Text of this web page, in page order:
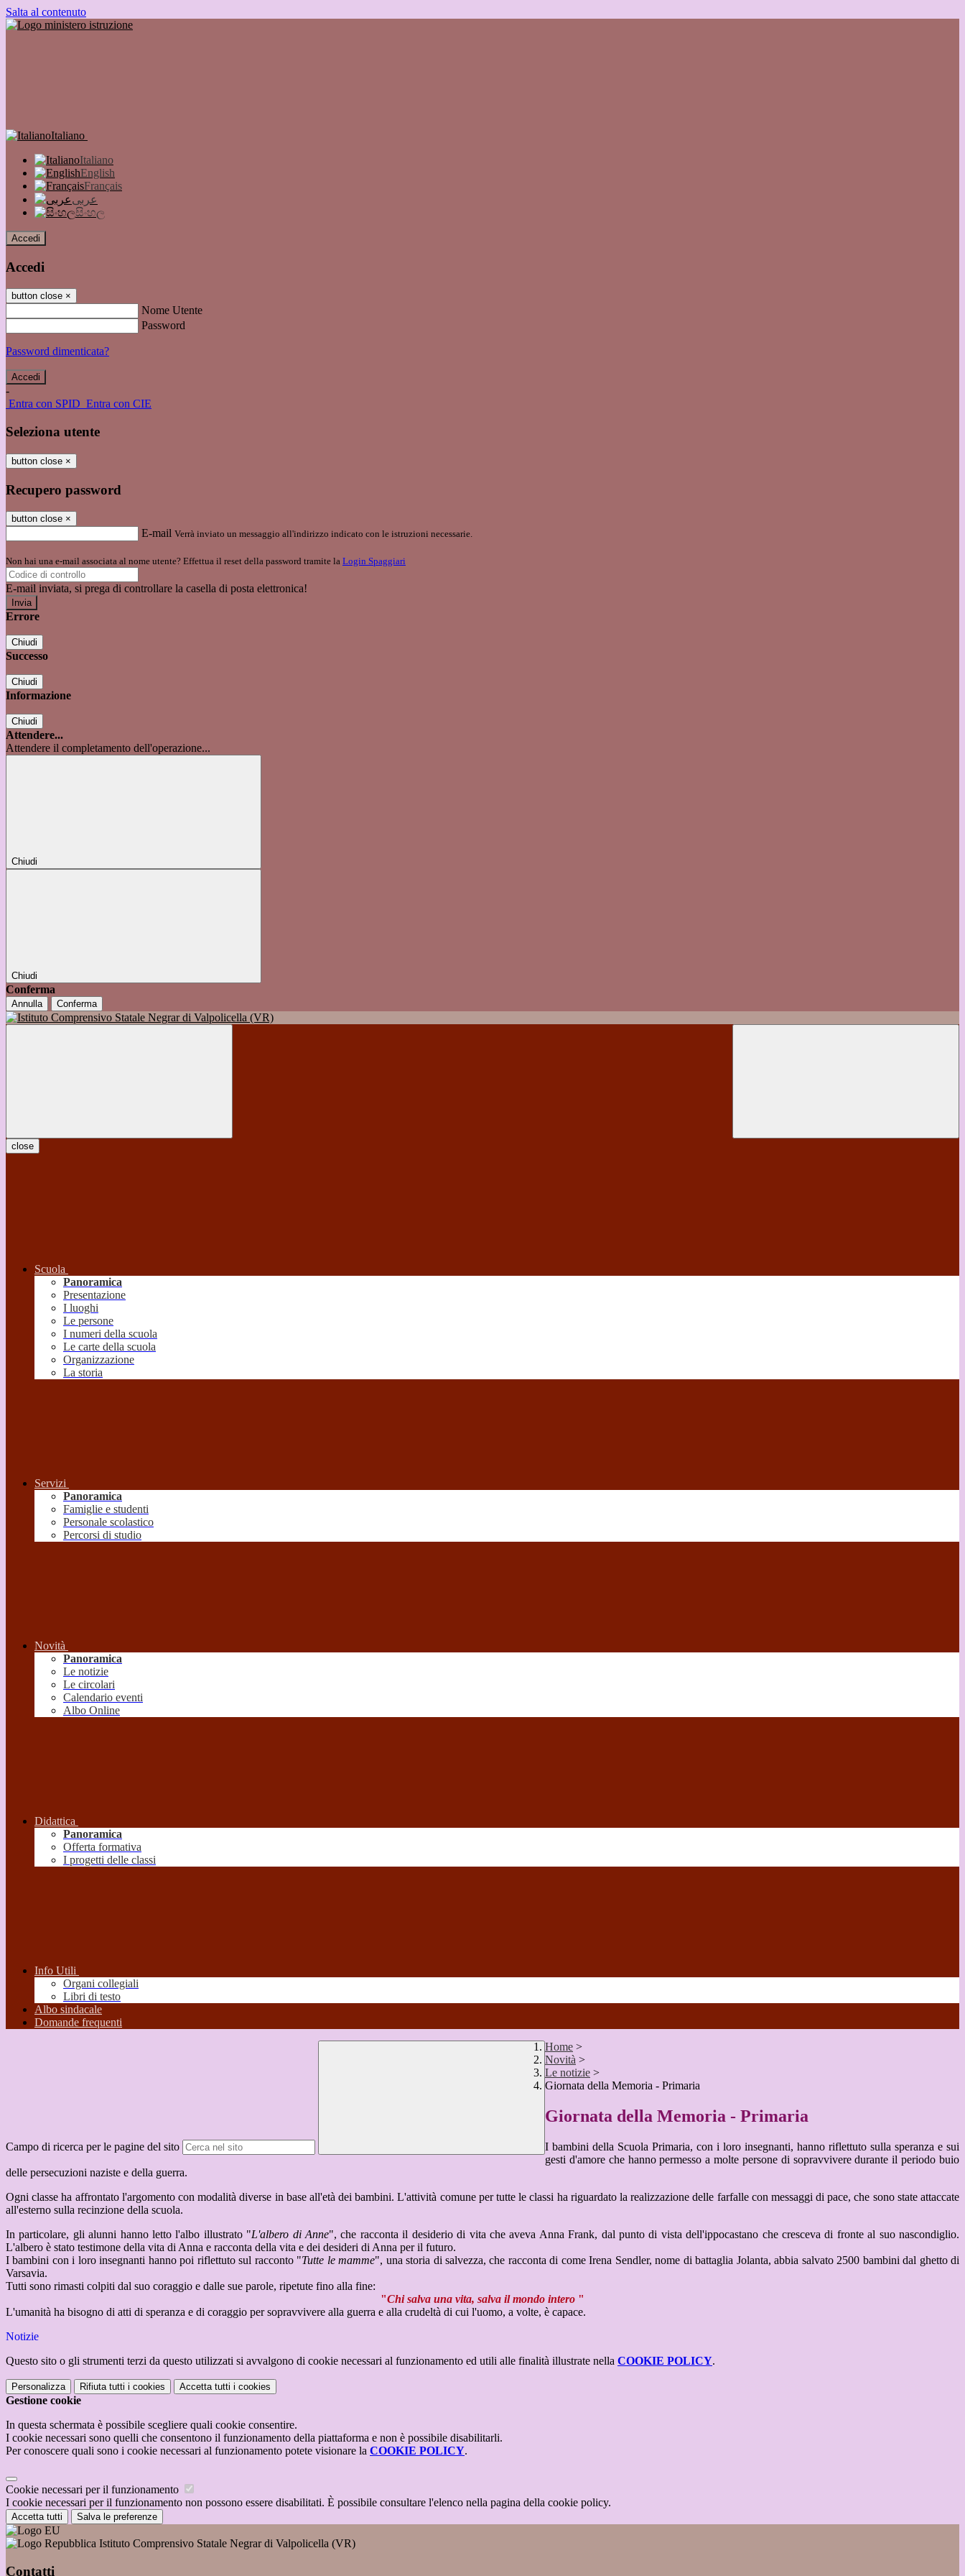
Salta al contenuto
Italiano
Italiano
English
Français
عربى
සිංහල
Accedi
Accedi
button close ×
Nome Utente
Password
Password dimenticata?
-
Entra con SPID Entra con CIE
Seleziona utente
button close ×
Recupero password
button close ×
E-mail Verrà inviato un messaggio all'indirizzo indicato con le istruzioni necessarie.
Non hai una e-mail associata al nome utente? Effettua il reset della password tramite la Login Spaggiari
E-mail inviata, si prega di controllare la casella di posta elettronica!
Errore
Chiudi
Successo
Chiudi
Informazione
Chiudi
Attendere...
Attendere il completamento dell'operazione...
Chiudi
Chiudi
Conferma
Annulla Conferma
close
Scuola
Panoramica
Presentazione
I luoghi
Le persone
I numeri della scuola
Le carte della scuola
Organizzazione
La storia
Servizi
Panoramica
Famiglie e studenti
Personale scolastico
Percorsi di studio
Novità
Panoramica
Le notizie
Le circolari
Calendario eventi
Albo Online
Didattica
Panoramica
Offerta formativa
I progetti delle classi
Info Utili
Organi collegiali
Libri di testo
Albo sindacale
Domande frequenti
Campo di ricerca per le pagine del sito
Home >
Novità >
Le notizie >
Giornata della Memoria - Primaria
Giornata della Memoria - Primaria
I bambini della Scuola Primaria, con i loro insegnanti, hanno riflettuto sulla speranza e sui
gesti d'amore che hanno permesso a molte persone di sopravvivere durante il periodo buio
delle persecuzioni naziste e della guerra.
Ogni classe ha affrontato l'argomento con modalità diverse in base all'età dei bambini. L'attività comune per tutte le classi ha riguardato la realizzazione delle farfalle con messaggi di pace, che sono state attaccate
all'esterno sulla recinzione della scuola.
In particolare, gli alunni hanno letto l'albo illustrato "L'albero di Anne", che racconta il desiderio di vita che aveva Anna Frank, dal punto di vista dell'ippocastano che cresceva di fronte al suo nascondiglio.
L'albero è stato testimone della vita di Anna e racconta della vita e dei desideri di Anna per il futuro.
I bambini con i loro insegnanti hanno poi riflettuto sul racconto "Tutte le mamme", una storia di salvezza, che racconta di come Irena Sendler, nome di battaglia Jolanta, abbia salvato 2500 bambini dal ghetto di
Varsavia.
Tutti sono rimasti colpiti dal suo coraggio e dalle sue parole, ripetute fino alla fine:
"Chi salva una vita, salva il mondo intero "
L'umanità ha bisogno di atti di speranza e di coraggio per sopravvivere alla guerra e alla crudeltà di cui l'uomo, a volte, è capace.
Notizie
Questo sito o gli strumenti terzi da questo utilizzati si avvalgono di cookie necessari al funzionamento ed utili alle finalità illustrate nella COOKIE POLICY.
Personalizza Rifiuta tutti i cookies Accetta tutti i cookies
Gestione cookie
In questa schermata è possibile scegliere quali cookie consentire.
I cookie necessari sono quelli che consentono il funzionamento della piattaforma e non è possibile disabilitarli.
Per conoscere quali sono i cookie necessari al funzionamento potete visionare la COOKIE POLICY.
Cookie necessari per il funzionamento
I cookie necessari per il funzionamento non possono essere disabilitati. È possibile consultare l'elenco nella pagina della cookie policy.
Accetta tutti Salva le preferenze
Istituto Comprensivo Statale Negrar di Valpolicella (VR)
Contatti